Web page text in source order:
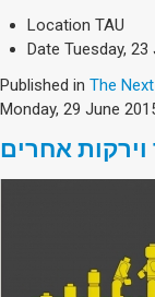
Location TAU
Date Tuesday, 23
Published in The
Monday, 29 June
וירקות אחרים